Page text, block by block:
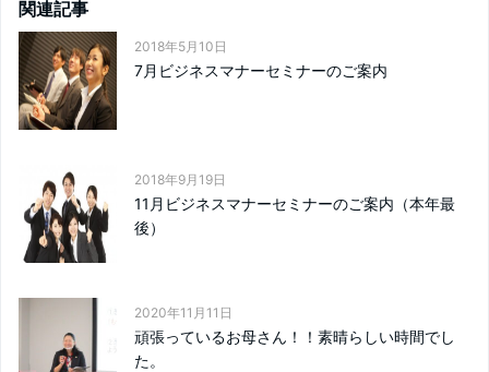
関連記事
2018年5月10日
7月ビジネスマナーセミナーのご案内
2018年9月19日
11月ビジネスマナーセミナーのご案内（本年最
後）
2020年11月11日
頑張っているお母さん！！素晴らしい時間でし
た。